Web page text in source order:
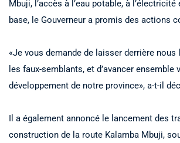
Mbuji, l’accès à l’eau potable, à
base, le Gouverneur a promis des actions
«Je vous demande de laisser derrière
les faux-semblants, et d’avancer ensemble
développement de notre province», a-t-il
Il a également annoncé le lancement des
construction de la route Kalamba Mbuji,